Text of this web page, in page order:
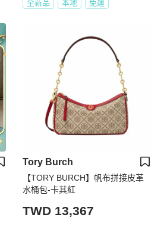
全新品 本地 免運
Tory Burch
【TORY BURCH】帆布拼接皮革
水桶包-卡其紅
TWD 13,367